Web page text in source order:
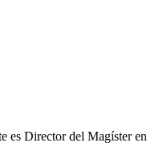
es Director del Magíster en